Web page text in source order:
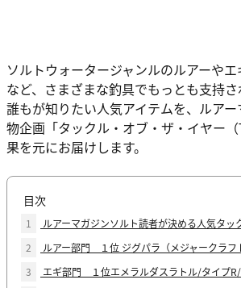
ソルトウォータージャンルのルアーや
など、さまざまな釣具でもっとも支持
誰もが知りたい人気アイテムを、ルア
物企画「タックル・オブ・ザ・イヤー（
果を元にお届けします。
目次
1
ルアーマガジンソルト読者が決める人気タッ
2
ルアー部門 １位 ジグパラ（メジャークラフ
3
エギ部門 １位エメラルダスラトル/タイプR/